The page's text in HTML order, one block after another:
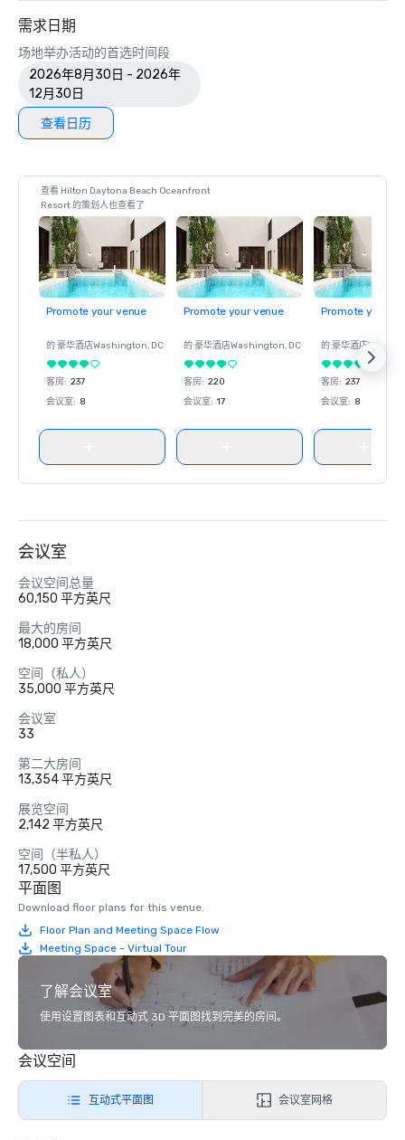
需求日期
场地举办活动的首选时间段
2026年8月30日 - 2026年
12月30日
查看日历
查看 Hilton Daytona Beach Oceanfront
Resort 的策划人也查看了
Promote your venue
的 豪华酒店Washington, DC
客房: 237
会议室: 8
Promote your venue
的 豪华酒店Washington, DC
客房: 220
会议室: 17
Promote your
的 豪华酒店
客房: 237
会议室: 8
会议室
会议空间总量
60,150 平方英尺
最大的房间
18,000 平方英尺
空间（私人）
35,000 平方英尺
会议室
33
第二大房间
13,354 平方英尺
展览空间
2,142 平方英尺
空间（半私人）
17,500 平方英尺
平面图
Download floor plans for this venue.
Floor Plan and Meeting Space Flow
Meeting Space - Virtual Tour
了解会议室
使用设置图表和互动式 3D 平面图找到完美的房间。
会议空间
互动式平面图 会议室网格